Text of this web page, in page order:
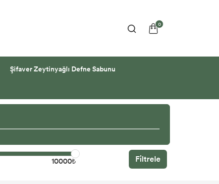
0
Şifaver Zeytinyağlı Defne Sabunu
10000₺ Filtrele